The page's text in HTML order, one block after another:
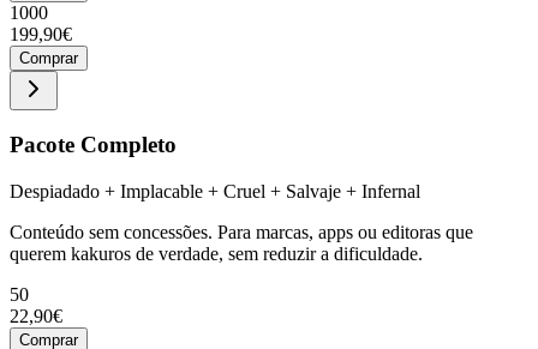
1000
199,90€
Comprar
Pacote Completo
Despiadado + Implacable + Cruel + Salvaje + Infernal
Conteúdo sem concessões. Para marcas, apps ou editoras que
querem kakuros de verdade, sem reduzir a dificuldade.
50
22,90€
Comprar